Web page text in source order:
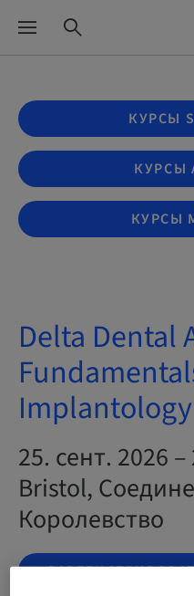
КУРСЫ
КУРСЫ
КУРСЫ
Delta Dental
Implantology
25. сент. 2026
Bristol,
Королевство